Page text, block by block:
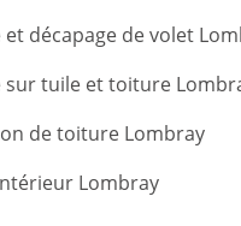
décapage de volet
sur tuile et toiture
de toiture Lombray
Lombray